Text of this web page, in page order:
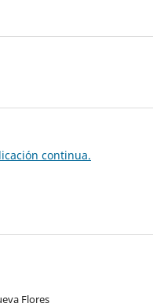
continua.
Flores